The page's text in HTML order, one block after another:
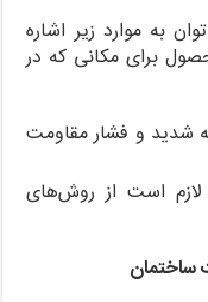
به موارد زیر اشاره
برای مکانی که در
شدید و فشار مقاومت
است از روش‌های
ساختمان